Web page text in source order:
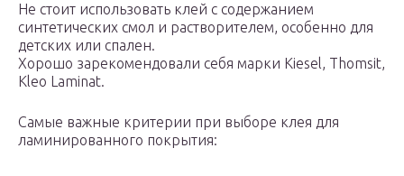
Не стоит использовать клей с содержанием
синтетических смол и растворителем, особенно для
детских или спален.
Хорошо зарекомендовали себя марки Kiesel, Thomsit,
Kleo Laminat.
Самые важные критерии при выборе клея для
ламинированного покрытия: